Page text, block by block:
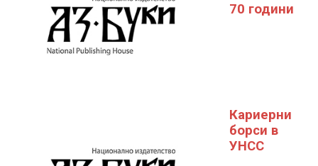
70 години
Кариерни
борси в
УНСС